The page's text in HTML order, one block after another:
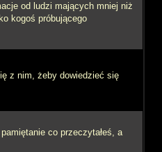
od ludzi mających mniej niż
kogoś próbującego
z nim, żeby dowiedzieć się
co przeczytałeś, a